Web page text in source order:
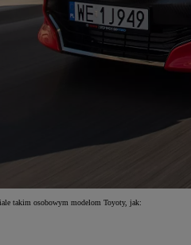
takim osobowym modelom Toyoty, jak: